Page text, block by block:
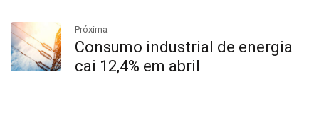
Próxima
Consumo industrial de energia
cai 12,4% em abril